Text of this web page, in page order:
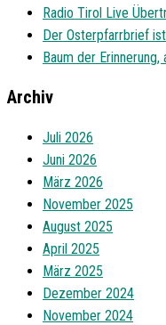
Radio Tirol Live
Der Osterpfarrbrief
Baum der
Archiv
Juli 2026
Juni 2026
März 2026
November 2025
August 2025
April 2025
März 2025
Dezember 2024
November 2024